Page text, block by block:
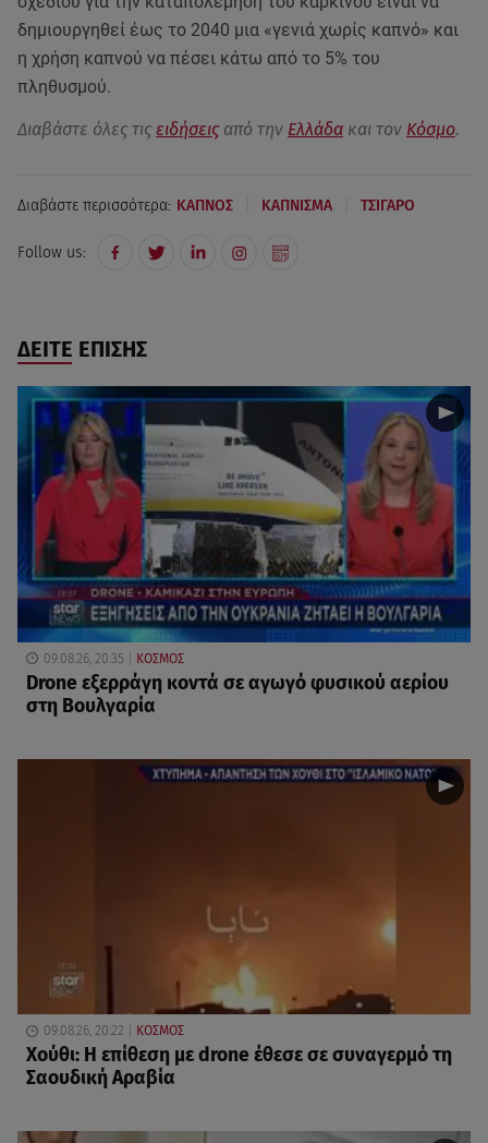
δημιουργηθεί έως το 2040 μια «γενιά χωρίς καπνό» και
η χρήση καπνού να πέσει κάτω από το 5% του
πληθυσμού.
Διαβάστε όλες τις ειδήσεις από την Ελλάδα και τον Κόσμο.
Διαβάστε περισσότερα: ΚΑΠΝΟΣ ΚΑΠΝΙΣΜΑ ΤΣΙΓΑΡΟ
Follow us:
ΔΕΙΤΕ ΕΠΙΣΗΣ
09.08.26, 20:35 ΚΟΣΜΟΣ
Drone εξερράγη κοντά σε αγωγό φυσικού αερίου
στη Βουλγαρία
09.08.26, 20:22 ΚΟΣΜΟΣ
Χούθι: Η επίθεση με drone έθεσε σε συναγερμό τη
Σαουδική Αραβία